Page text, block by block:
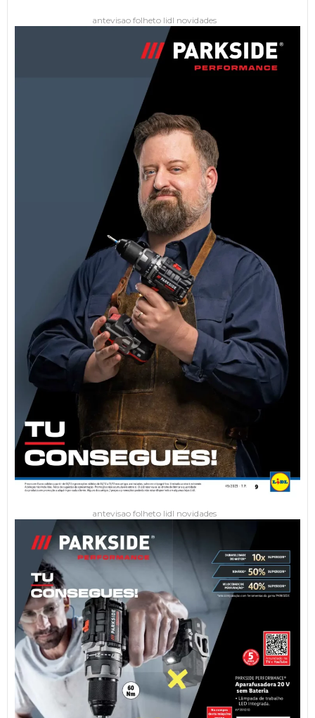
antevisao folheto lidl novidades
antevisao folheto lidl novidades